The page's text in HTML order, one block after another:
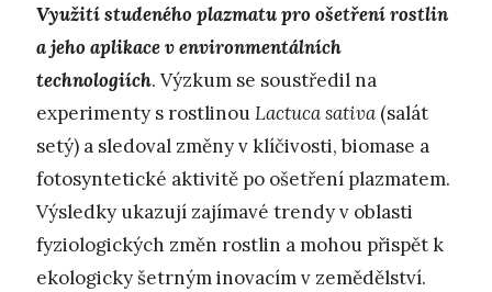
Využití studeného plazmatu pro ošetření rostlin
a jeho aplikace v environmentálních
technologiích. Výzkum se soustředil na
experimenty s rostlinouLactuca sativa (salát
setý) a sledoval změny v klíčivosti, biomase a
fotosyntetické aktivitě po ošetření plazmatem.
Výsledky ukazují zajímavé trendy v oblasti
fyziologických změn rostlin a mohou přispět k
ekologicky šetrným inovacím v zemědělství.